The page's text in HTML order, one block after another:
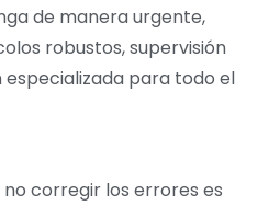
de manera urgente,
robustos, supervisión
para todo el
corregir los errores es